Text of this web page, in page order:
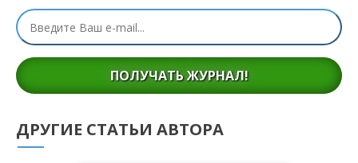
ПОЛУЧАТЬ ЖУРНАЛ!
ДРУГИЕ СТАТЬИ АВТОРА